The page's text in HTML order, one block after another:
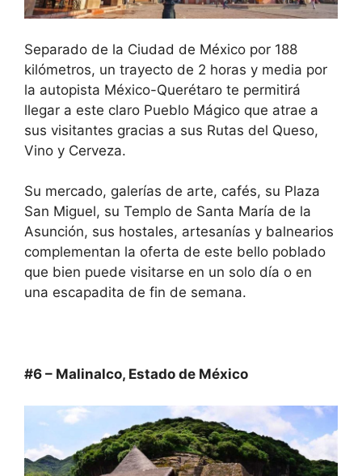
Separado de la Ciudad de México por 188
kilómetros, un trayecto de 2 horas y media por
la autopista México-Querétaro te permitirá
llegar a este claro Pueblo Mágico que atrae a
sus visitantes gracias a sus Rutas del Queso,
Vino y Cerveza.
Su mercado, galerías de arte, cafés, su Plaza
San Miguel, su Templo de Santa María de la
Asunción, sus hostales, artesanías y balnearios
complementan la oferta de este bello poblado
que bien puede visitarse en un solo día o en
una escapadita de fin de semana.
#6 – Malinalco, Estado de México